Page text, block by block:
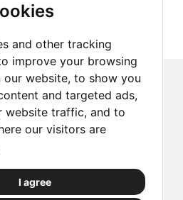
and other tracking
improve your browsing
our website, to show you
and targeted ads,
website traffic, and to
our visitors are
I agree